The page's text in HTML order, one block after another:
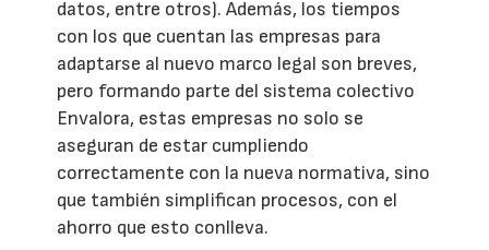
datos, entre otros). Además, los tiempos
con los que cuentan las empresas para
adaptarse al nuevo marco legal son breves,
pero formando parte del sistema colectivo
Envalora, estas empresas no solo se
aseguran de estar cumpliendo
correctamente con la nueva normativa, sino
que también simplifican procesos, con el
ahorro que esto conlleva.